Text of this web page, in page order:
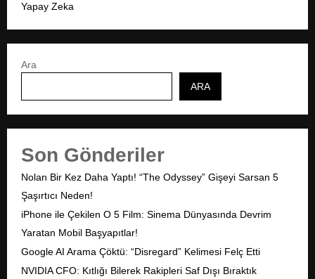
Yapay Zeka
Ara
ARA
Son Gönderiler
Nolan Bir Kez Daha Yaptı! “The Odyssey” Gişeyi Sarsan 5
Şaşırtıcı Neden!
iPhone ile Çekilen O 5 Film: Sinema Dünyasında Devrim
Yaratan Mobil Başyapıtlar!
Google AI Arama Çöktü: “Disregard” Kelimesi Felç Etti
NVIDIA CFO: Kıtlığı Bilerek Rakipleri Saf Dışı Bıraktık